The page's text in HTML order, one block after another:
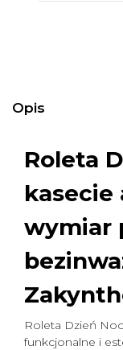
Opis
Roleta
kasecie
wymiar
Roleta Dzień
funkcjonalne i